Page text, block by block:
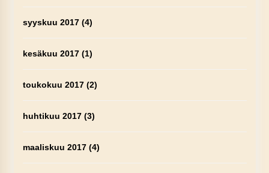
syyskuu 2017(4)
kesäkuu 2017(1)
toukokuu 2017(2)
huhtikuu 2017(3)
maaliskuu 2017(4)